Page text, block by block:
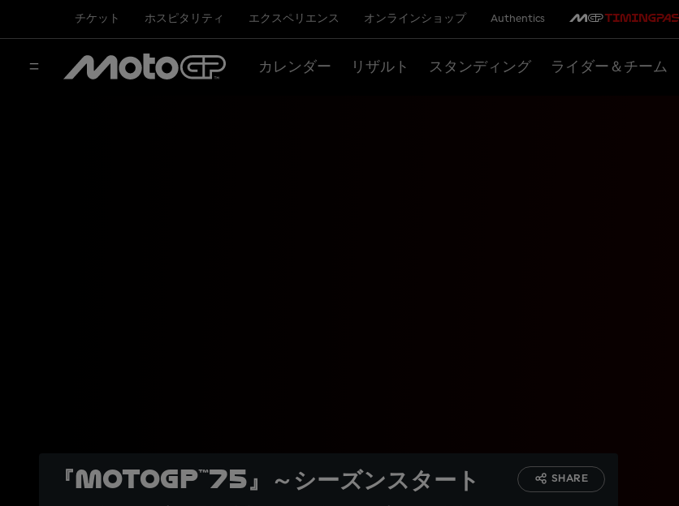
チケット ホスピタリティ エクスペリエンス オンラインショップ Authentics
カレンダー リザルト スタンディング ライダー＆チーム
『MotoGP™75』～シーズンスタート SHARE